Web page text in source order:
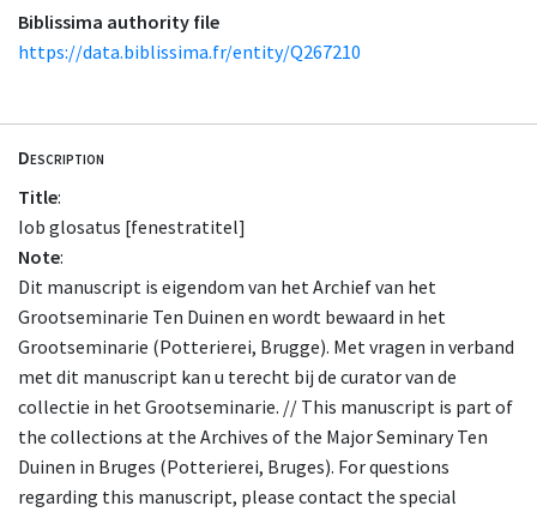
Biblissima authority file
https://data.biblissima.fr/entity/Q267210
Description
Title:
Iob glosatus [fenestratitel]
Note:
Dit manuscript is eigendom van het Archief van het
Grootseminarie Ten Duinen en wordt bewaard in het
Grootseminarie (Potterierei, Brugge). Met vragen in verband
met dit manuscript kan u terecht bij de curator van de
collectie in het Grootseminarie. // This manuscript is part of
the collections at the Archives of the Major Seminary Ten
Duinen in Bruges (Potterierei, Bruges). For questions
regarding this manuscript, please contact the special